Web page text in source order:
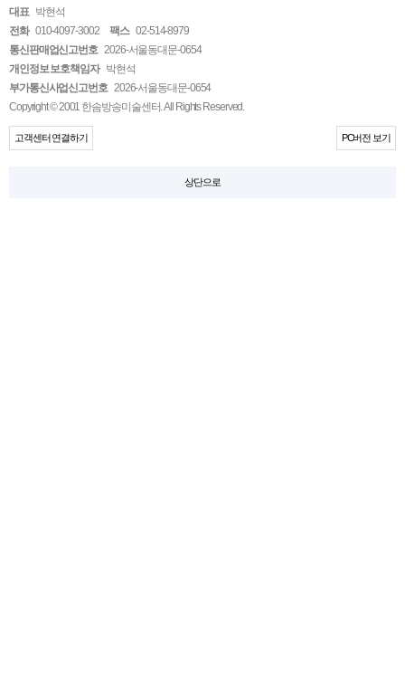
대표 박현석
전화 010-4097-3002 팩스 02-514-8979
통신판매업신고번호 2026-서울동대문-0654
개인정보 보호책임자 박현석
부가통신사업신고번호 2026-서울동대문-0654
Copyright © 2001 한솜방송미술센터. All Rights Reserved.
고객센터 연결하기 PC버전 보기
상단으로